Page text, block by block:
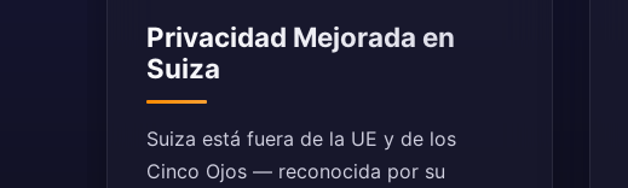
Privacidad Mejorada en
Suiza
Suiza está fuera de la UE y de los
Cinco Ojos — reconocida por su